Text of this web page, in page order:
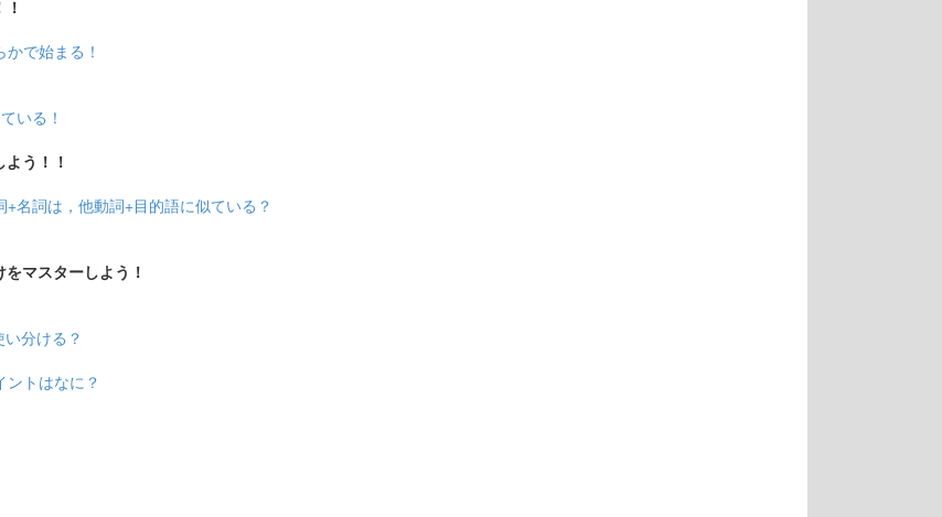
で始まる！
いる！
う！！
名詞は，他動詞+目的語に似ている？
マスターしよう！
分ける？
トはなに？